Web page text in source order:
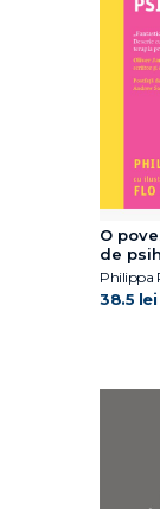
O
de
Philippa
38.5 lei